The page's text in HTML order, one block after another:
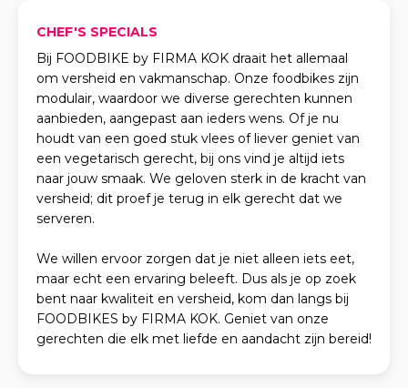
CHEF'S SPECIALS
Bij FOODBIKE by FIRMA KOK draait het allemaal
om versheid en vakmanschap. Onze foodbikes zijn
modulair, waardoor we diverse gerechten kunnen
aanbieden, aangepast aan ieders wens. Of je nu
houdt van een goed stuk vlees of liever geniet van
een vegetarisch gerecht, bij ons vind je altijd iets
naar jouw smaak. We geloven sterk in de kracht van
versheid; dit proef je terug in elk gerecht dat we
serveren.
We willen ervoor zorgen dat je niet alleen iets eet,
maar echt een ervaring beleeft. Dus als je op zoek
bent naar kwaliteit en versheid, kom dan langs bij
FOODBIKES by FIRMA KOK. Geniet van onze
gerechten die elk met liefde en aandacht zijn bereid!